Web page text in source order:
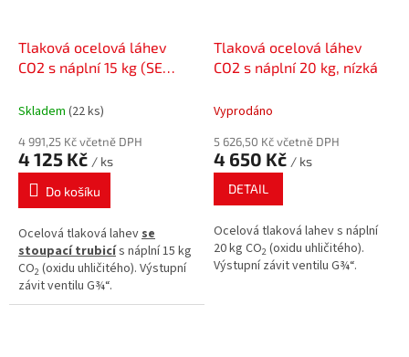
Tlaková ocelová láhev
CO2 s náplní 15 kg (SE
Skladem (22 ks)
4 991,25 Kč včetně DPH
4 125 Kč / ks
Do košíku
Ocelová tlaková lahevse
stoupací trubicís náplní 15 kg
CO2 (oxidu uhličitého). Výstupní
závit ventilu G¾“.
Tlaková ocelová láhev
CO2 s náplní 20 kg, nízká
Vyprodáno
5 626,50 Kč včetně DPH
4 650 Kč / ks
DETAIL
Ocelová tlaková lahev s náplní
20 kg CO2 (oxidu uhličitého).
Výstupní závit ventilu G¾“.